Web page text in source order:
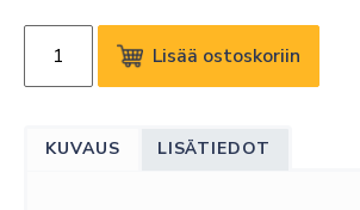
22SM3G-
FHD
Lisää ostoskoriin
KUVAUS LISÄTIEDOT